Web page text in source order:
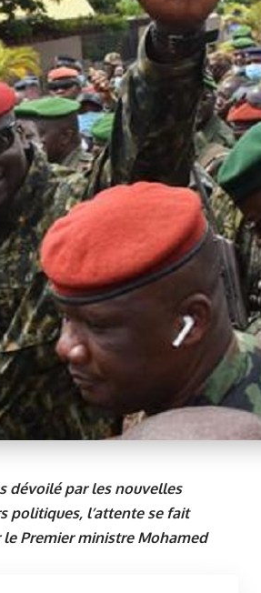
dévoilé par les nouvelles
politiques, l’attente se fait
le Premier ministre Mohamed